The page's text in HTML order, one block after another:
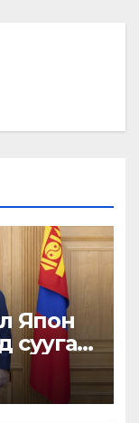
Япон
суугаа
Элчин